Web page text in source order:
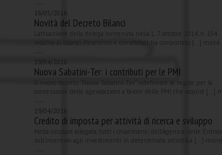
16/05/2016
Novità del Decreto Bilanci
L’attuazione della delega contenuta nella L. 7 ottobre 2014, n. 154
relativa ai bilanci d’esercizio e consolidati, ha comportato [...] more
19/04/2016
Nuova Sabatini-Ter: i contributi per le PMI
concessione delle agevolazioni a favore delle PMI che acquist [...]
19/04/2016
Credito di imposta per attività di ricerca e sviluppo
Nella circolare allegata, tutti i chiarimenti dell’Agenzia delle Entrate
sull'incentivo agli investimenti in determinate attivit&a [...] more